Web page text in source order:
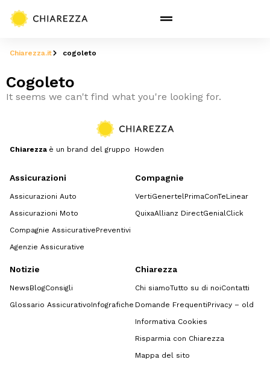
Chiarezza.it cogoleto
Cogoleto
It seems we can't find what you're looking for.
Chiarezza è un brand del gruppo Howden
Assicurazioni
Assicurazioni Auto
Assicurazioni Moto
Compagnie AssicurativePreventivi
Agenzie Assicurative
Compagnie
VertiGenertel PrimaConTeLinear
QuixaAllianz DirectGenialClick
Notizie
NewsBlogConsigli
Glossario AssicurativoInfografiche
Chiarezza
Chi siamoTutto su di noiContatti
Domande FrequentiPrivacy – old
Informativa Cookies
Risparmia con Chiarezza
Mappa del sito